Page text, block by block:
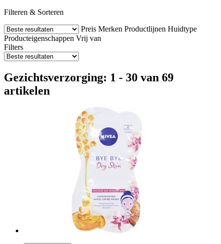
Filteren & Sorteren
Preis Merken Productlijnen Huidtype
Producteigenschappen Vrij van
Filters
Gezichtsverzorging: 1 - 30 van 69
artikelen